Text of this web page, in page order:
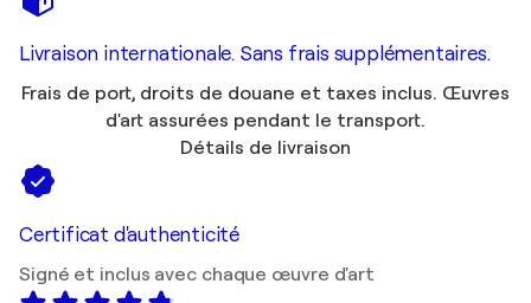
Livraison internationale. Sans frais supplémentaires.
Frais de port, droits de douane et taxes inclus. Œuvres
d'art assurées pendant le transport.
Détails de livraison
Certificat d'authenticité
Signé et inclus avec chaque œuvre d'art